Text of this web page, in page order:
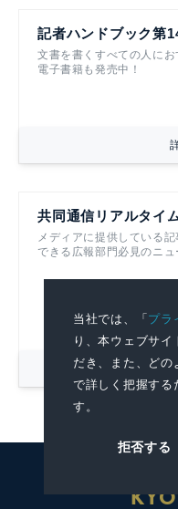
当社では、「プラ
り、本ウェブサイ
だき、また、どの
で詳しく把握する
す。
拒否する
記者ハンドブック第
文書を書くすべての人にお
電子書籍も発売中！
共同通信リアルタイ
メディアに提供している
できる広報部門必見のニ